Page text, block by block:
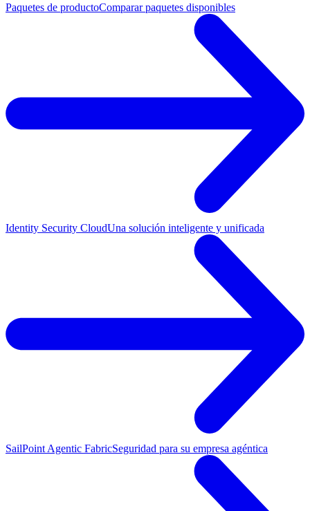
Paquetes de productoComparar paquetes disponibles
Identity Security CloudUna solución inteligente y unificada
SailPoint Agentic FabricSeguridad para su empresa agéntica